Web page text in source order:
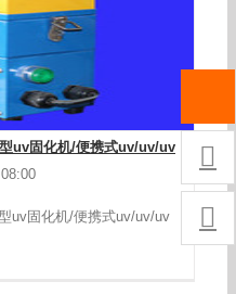
uv固化机/便携式uv/uv/uv
uv固化机/便携式uv/uv/uv

